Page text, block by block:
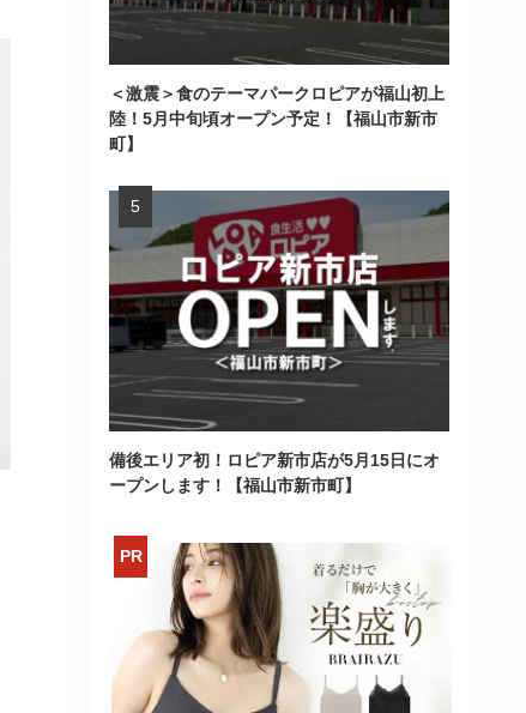
＜激震＞食のテーマパークロピアが福山初上
陸！5月中旬頃オープン予定！【福山市新市
町】
備後エリア初！ロピア新市店が5月15日にオ
ープンします！【福山市新市町】